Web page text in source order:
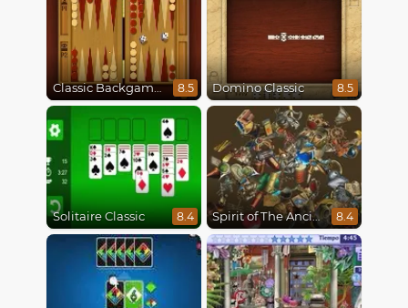
Classic Backgammon 8.5 Domino Classic 8.5
Solitaire Classic 8.4 Spirit of The Ancient Forest 8.4